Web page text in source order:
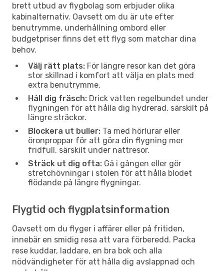
brett utbud av flygbolag som erbjuder olika
kabinalternativ. Oavsett om du är ute efter
benutrymme, underhållning ombord eller
budgetpriser finns det ett flyg som matchar dina
behov.
Välj rätt plats: För längre resor kan det göra
stor skillnad i komfort att välja en plats med
extra benutrymme.
Håll dig fräsch: Drick vatten regelbundet under
flygningen för att hålla dig hydrerad, särskilt på
längre sträckor.
Blockera ut buller: Ta med hörlurar eller
öronproppar för att göra din flygning mer
fridfull, särskilt under nattresor.
Sträck ut dig ofta: Gå i gången eller gör
stretchövningar i stolen för att hålla blodet
flödande på längre flygningar.
Flygtid och flygplatsinformation
Oavsett om du flyger i affärer eller på fritiden,
innebär en smidig resa att vara förberedd. Packa
rese kuddar, laddare, en bra bok och alla
nödvändigheter för att hålla dig avslappnad och